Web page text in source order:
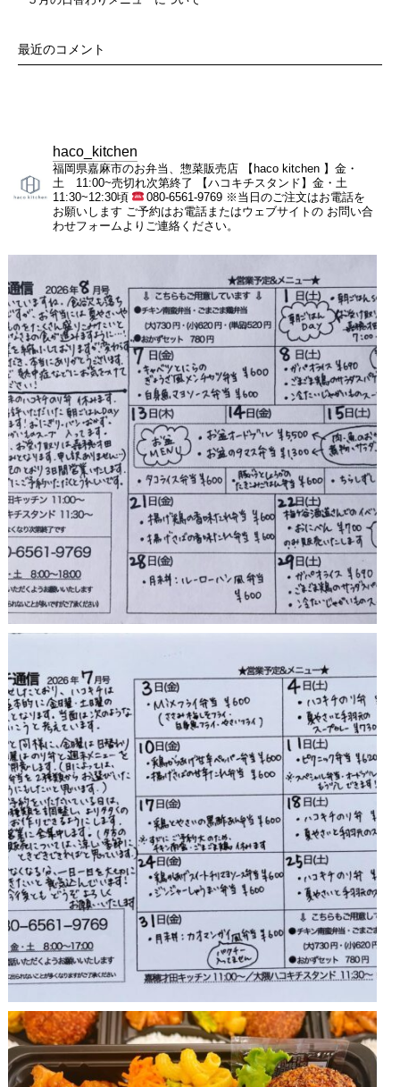
最近のコメント
haco_kitchen
福岡県嘉麻市のお弁当、惣菜販売店【haco kitchen 】金・
土 11:00~売切れ次第終了
【ハコキチスタンド】金・土
11:30~12:30頃
080-6561-9769※当日のご注文はお電話を
お願いします ご予約はお電話またはウェブサイトのお問い合
わせフォームよりご連絡ください。